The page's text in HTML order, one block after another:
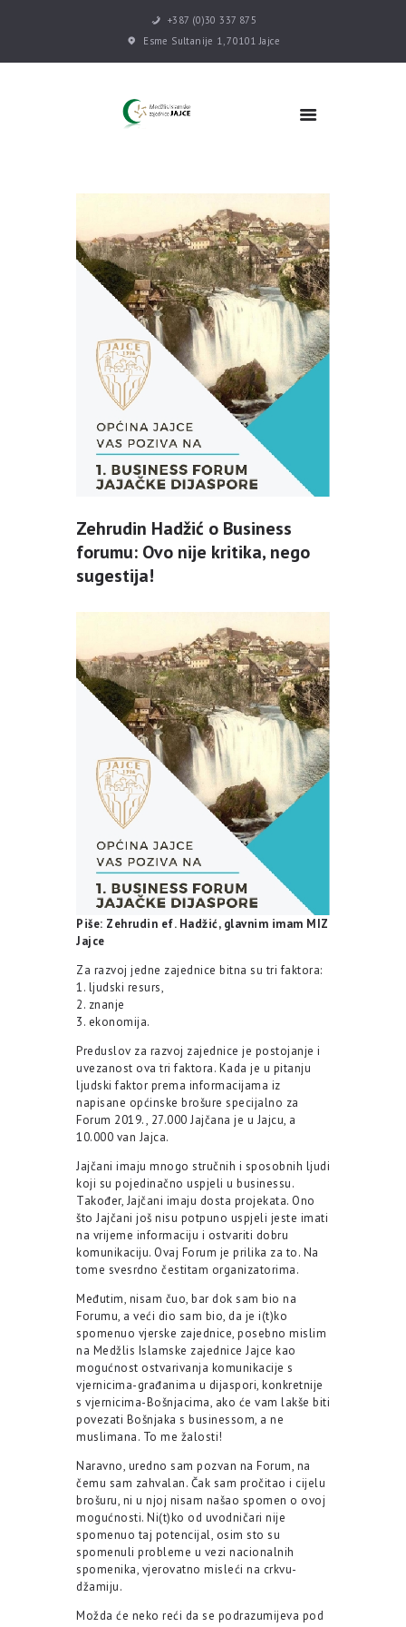
+387 (0)30 337 875
Esme Sultanije 1, 70101 Jajce
POČETNA
DŽEMATI
ASOCIJACIJE
USLUGE
MULTIMEDIJA
KONTAKT
DONACIJE
Zehrudin Hadžić o Business
forumu: Ovo nije kritika, nego
sugestija!
Piše: Zehrudin ef. Hadžić, glavnim imam MIZ
Jajce
Za razvoj jedne zajednice bitna su tri faktora:
1. ljudski resurs,
2. znanje
3. ekonomija.
Preduslov za razvoj zajednice je postojanje i
uvezanost ova tri faktora. Kada je u pitanju
ljudski faktor prema informacijama iz
napisane općinske brošure specijalno za
Forum 2019., 27.000 Jajčana je u Jajcu, a
10.000 van Jajca.
Jajčani imaju mnogo stručnih i sposobnih ljudi
koji su pojedinačno uspjeli u businessu.
Također, Jajčani imaju dosta projekata. Ono
što Jajčani još nisu potpuno uspjeli jeste imati
na vrijeme informaciju i ostvariti dobru
komunikaciju. Ovaj Forum je prilika za to. Na
tome svesrdno čestitam organizatorima.
Međutim, nisam čuo, bar dok sam bio na
Forumu, a veći dio sam bio, da je i(t)ko
spomenuo vjerske zajednice, posebno mislim
na Medžlis Islamske zajednice Jajce kao
mogućnost ostvarivanja komunikacije s
vjernicima-građanima u dijaspori, konkretnije
s vjernicima-Bošnjacima, ako će vam lakše biti
povezati Bošnjaka s businessom, a ne
muslimana. To me žalosti!
Naravno, uredno sam pozvan na Forum, na
čemu sam zahvalan. Čak sam pročitao i cijelu
brošuru, ni u njoj nisam našao spomen o ovoj
mogućnosti. Ni(t)ko od uvodničari nije
spomenuo taj potencijal, osim sto su
spomenuli probleme u vezi nacionalnih
spomenika, vjerovatno misleći na crkvu-
džamiju.
Možda će neko reći da se podrazumijeva pod